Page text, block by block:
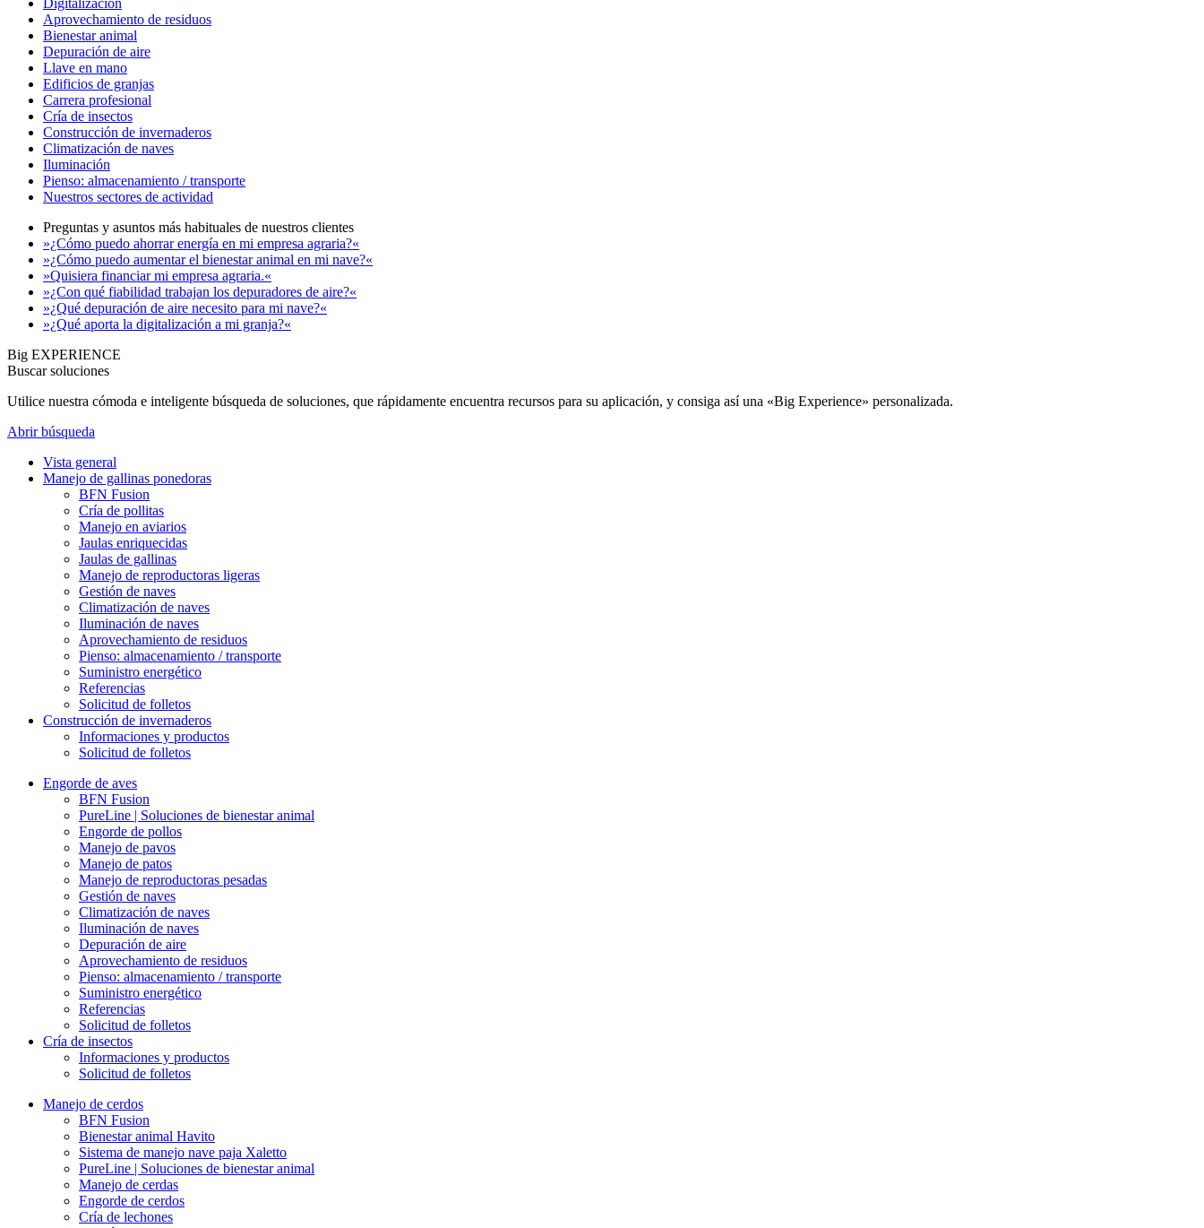
Digitalización
Aprovechamiento de residuos
Bienestar animal
Depuración de aire
Llave en mano
Edificios de granjas
Carrera profesional
Cría de insectos
Construcción de invernaderos
Climatización de naves
Iluminación
Pienso: almacenamiento / transporte
Nuestros sectores de actividad
Preguntas y asuntos más habituales de nuestros clientes
»¿Cómo puedo ahorrar energía en mi empresa agraria?«
»¿Cómo puedo aumentar el bienestar animal en mi nave?«
»Quisiera financiar mi empresa agraria.«
»¿Con qué fiabilidad trabajan los depuradores de aire?«
»¿Qué depuración de aire necesito para mi nave?«
»¿Qué aporta la digitalización a mi granja?«
Big EXPERIENCE
Buscar soluciones
Utilice nuestra cómoda e inteligente búsqueda de soluciones, que rápidamente encuentra recursos para su aplicación, y consiga así una «Big Experience» personalizada.
Abrir búsqueda
Vista general
Manejo de gallinas ponedoras
BFN Fusion
Cría de pollitas
Manejo en aviarios
Jaulas enriquecidas
Jaulas de gallinas
Manejo de reproductoras ligeras
Gestión de naves
Climatización de naves
Iluminación de naves
Aprovechamiento de residuos
Pienso: almacenamiento / transporte
Suministro energético
Referencias
Solicitud de folletos
Construcción de invernaderos
Informaciones y productos
Solicitud de folletos
Engorde de aves
BFN Fusion
PureLine | Soluciones de bienestar animal
Engorde de pollos
Manejo de pavos
Manejo de patos
Manejo de reproductoras pesadas
Gestión de naves
Climatización de naves
Iluminación de naves
Depuración de aire
Aprovechamiento de residuos
Pienso: almacenamiento / transporte
Suministro energético
Referencias
Solicitud de folletos
Cría de insectos
Informaciones y productos
Solicitud de folletos
Manejo de cerdos
BFN Fusion
Bienestar animal Havito
Sistema de manejo nave paja Xaletto
PureLine | Soluciones de bienestar animal
Manejo de cerdas
Engorde de cerdos
Cría de lechones